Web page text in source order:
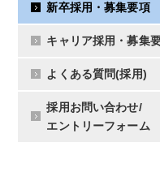
新卒採用・募集要項
キャリア採用・募集
よくある質問(採用)
採用お問い合わせ/
エントリーフォーム